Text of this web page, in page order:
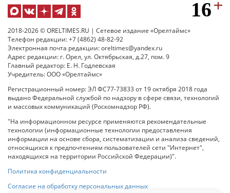
2018-2026 © ORELTIMES.RU | Сетевое издание «Орелтаймс»
Телефон редакции: +7 (4862) 48-82-92
Электронная почта редакции: oreltimes@yandex.ru
Адрес редакции: г. Орел, ул. Октябрьская, д.27, пом. 9
Главный редактор: Е. Н. Годлевская
Учредитель: ООО «Орелтаймс»
Регистрационный номер: ЭЛ ФС77-73833 от 19 октября 2018 года
выдано Федеральной службой по надзору в сфере связи, технологий
и массовых коммуникаций (Роскомнадзор РФ).
"На информационном ресурсе применяются рекомендательные
технологии (информационные технологии предоставления
информации на основе сбора, систематизации и анализа сведений,
относящихся к предпочтениям пользователей сети "Интернет",
находящихся на территории Российской Федерации)".
Политика конфиденциальности
Согласие на обработку персональных данных